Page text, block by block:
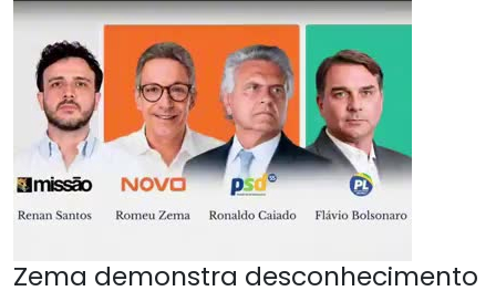
Zema demonstra desconhecimento